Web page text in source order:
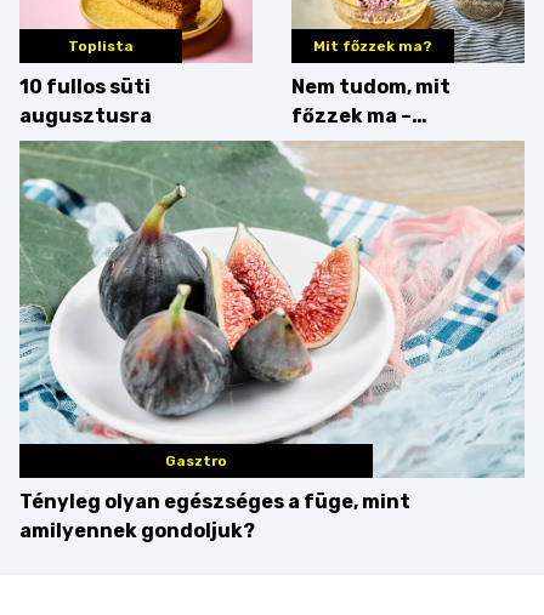
Toplista
10 fullos süti
augusztusra
Mit főzzek ma?
Nem tudom, mit
főzzek ma –
Villámgyors menü
Gasztro
Tényleg olyan egészséges a füge, mint
amilyennek gondoljuk?